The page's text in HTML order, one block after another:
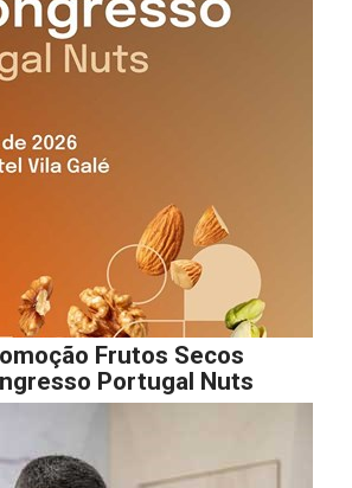
Frutos Secos
Portugal Nuts